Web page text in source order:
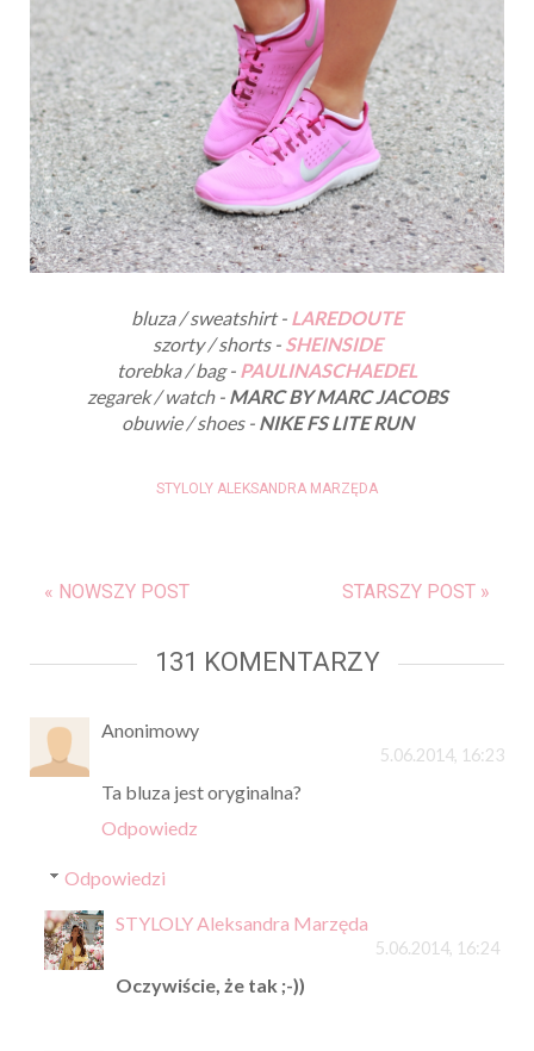
bluza / sweatshirt - LAREDOUTE
szorty / shorts - SHEINSIDE
torebka / bag - PAULINASCHAEDEL
zegarek / watch - MARC BY MARC JACOBS
obuwie / shoes - NIKE FS LITE RUN
STYLOLY ALEKSANDRA MARZĘDA
« NOWSZY POST STARSZY POST »
131 KOMENTARZY
Anonimowy
5.06.2014, 16:23
Ta bluza jest oryginalna?
Odpowiedz
Odpowiedzi
STYLOLY Aleksandra Marzęda
5.06.2014, 16:24
Oczywiście, że tak ;-))